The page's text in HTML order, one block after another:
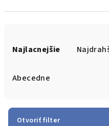
Najlacnejšie
Abecedne
Otvoriť filter